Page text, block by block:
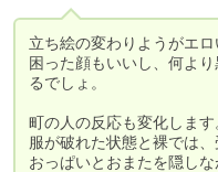
立ち絵の変わりようがエ
困った顔もいいし、何よ
るでしょ。
町の人の反応も変化します
服が破れた状態と裸では、
おっぱいとおまたを隠し